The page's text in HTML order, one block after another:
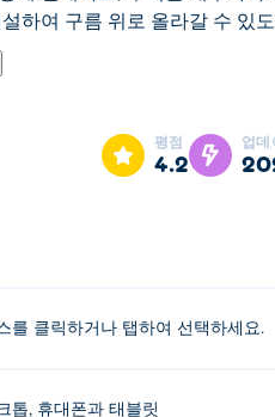
하여 구름 위로 올라갈 수 있
지 새끼가 하늘 높이 솟은 탑
설하여 구름 위로 올라갈 수
레이할 수 있나요?
평점
4.2
업데
를 클릭하거나 탭하여 선택하세요.
톱, 휴대폰과 태블릿